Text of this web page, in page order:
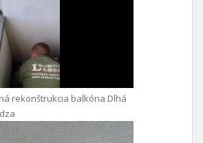
rekonštrukcia balkóna Dlhá